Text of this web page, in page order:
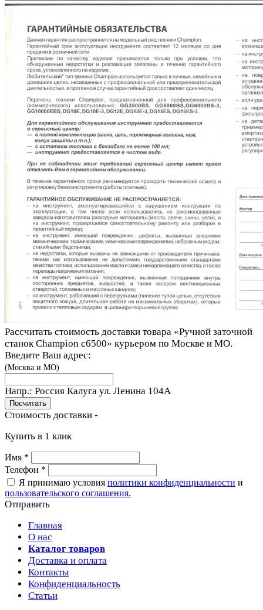
Рассчитать стоимость доставки товара «Ручной заточной
станок Champion c6500» курьером по Москве и МО.
Введите Ваш адрес:
(Москва и МО)
Напр.: Россия Калуга ул. Ленина 104A
Стоимость доставки -
Купить в 1 клик
Имя *
Телефон *
Я принимаю условия политики конфиденциальности и
пользовательского соглашения.
Отправить
Главная
О нас
Каталог товаров
Доставка и оплата
Контакты
Конфиденциальность
Статьи